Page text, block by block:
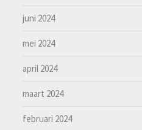
juni 2024
mei 2024
april 2024
maart 2024
februari 2024